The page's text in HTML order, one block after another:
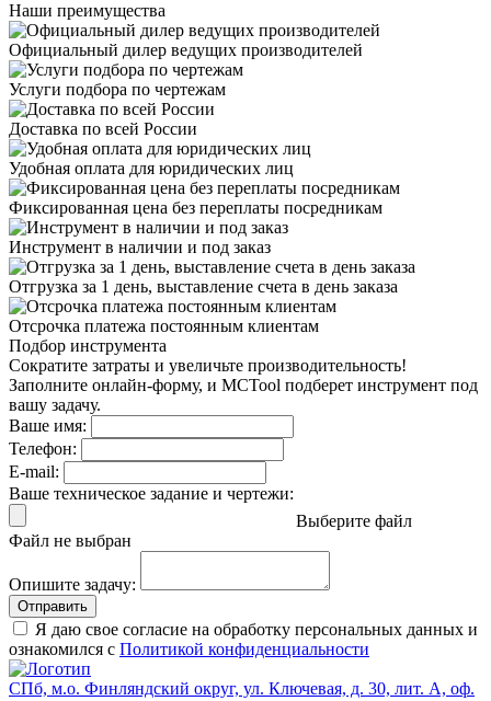
Наши преимущества
Официальный дилер ведущих производителей
Услуги подбора по чертежам
Доставка по всей России
Удобная оплата для юридических лиц
Фиксированная цена без переплаты посредникам
Инструмент в наличии и под заказ
Отгрузка за 1 день, выставление счета в день заказа
Отсрочка платежа постоянным клиентам
Подбор инструмента
Сократите затраты и увеличьте производительность!
Заполните онлайн-форму, и MCTool подберет инструмент под
вашу задачу.
Ваше имя:
Телефон:
E-mail:
Ваше техническое задание и чертежи:
Выберите файл
Файл не выбран
Опишите задачу:
Отправить
Я даю свое согласие на обработку персональных данных и
ознакомился с Политикой конфиденциальности
СПб, м.о. Финляндский округ, ул. Ключевая, д. 30, лит. А, оф.